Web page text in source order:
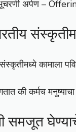
अर्पण –
कामाला
की कर्मच
समजूत